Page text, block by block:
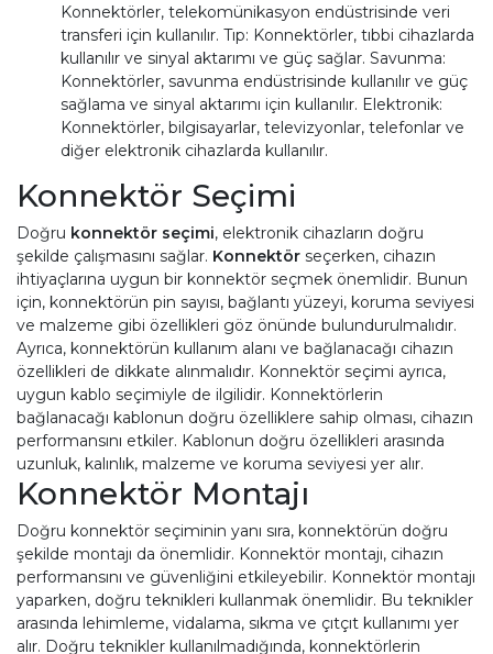
Konnektörler, telekomünikasyon endüstrisinde veri
transferi için kullanılır. Tıp: Konnektörler, tıbbi cihazlarda
kullanılır ve sinyal aktarımı ve güç sağlar. Savunma:
Konnektörler, savunma endüstrisinde kullanılır ve güç
sağlama ve sinyal aktarımı için kullanılır. Elektronik:
Konnektörler, bilgisayarlar, televizyonlar, telefonlar ve
diğer elektronik cihazlarda kullanılır.
Konnektör Seçimi
Doğru konnektör seçimi, elektronik cihazların doğru
şekilde çalışmasını sağlar. Konnektör seçerken, cihazın
ihtiyaçlarına uygun bir konnektör seçmek önemlidir. Bunun
için, konnektörün pin sayısı, bağlantı yüzeyi, koruma seviyesi
ve malzeme gibi özellikleri göz önünde bulundurulmalıdır.
Ayrıca, konnektörün kullanım alanı ve bağlanacağı cihazın
özellikleri de dikkate alınmalıdır. Konnektör seçimi ayrıca,
uygun kablo seçimiyle de ilgilidir. Konnektörlerin
bağlanacağı kablonun doğru özelliklere sahip olması, cihazın
performansını etkiler. Kablonun doğru özellikleri arasında
uzunluk, kalınlık, malzeme ve koruma seviyesi yer alır.
Konnektör Montajı
Doğru konnektör seçiminin yanı sıra, konnektörün doğru
şekilde montajı da önemlidir. Konnektör montajı, cihazın
performansını ve güvenliğini etkileyebilir. Konnektör montajı
yaparken, doğru teknikleri kullanmak önemlidir. Bu teknikler
arasında lehimleme, vidalama, sıkma ve çıtçıt kullanımı yer
alır. Doğru teknikler kullanılmadığında, konnektörlerin